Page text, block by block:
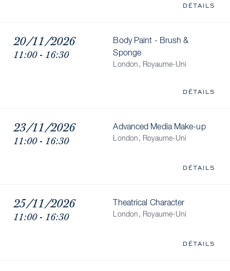
DÉTAILS
20/11/2026
11:00 - 16:30
Body Paint - Brush &
Sponge
London, Royaume-Uni
DÉTAILS
23/11/2026
11:00 - 16:30
Advanced Media Make-up
London, Royaume-Uni
DÉTAILS
25/11/2026
11:00 - 16:30
Theatrical Character
London, Royaume-Uni
DÉTAILS